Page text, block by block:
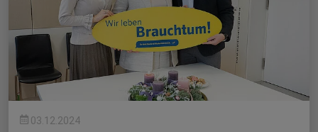
03.12.2024